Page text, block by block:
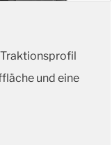
und eine